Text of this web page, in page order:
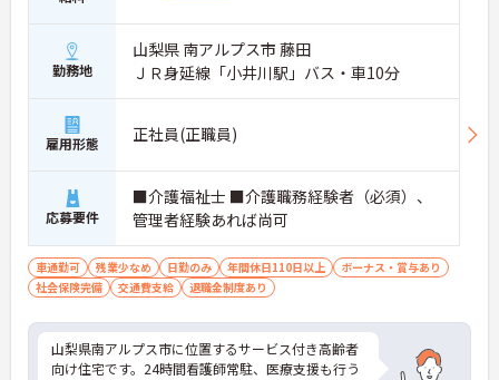
勤務地
山梨県 南アルプス市 藤田
ＪＲ身延線「小井川駅」バス・車10分
雇用形態 正社員(正職員)
応募要件
■介護福祉士 ■介護職務経験者（必須）、
管理者経験あれば尚可
車通勤可 残業少なめ 日勤のみ 年間休日110日以上
ボーナス・賞与あり
社会保険完備
交通費支給 退職金制度あり
山梨県南アルプス市に位置するサービス付き高齢者
向け住宅です。24時間看護師常駐、医療支援も行う